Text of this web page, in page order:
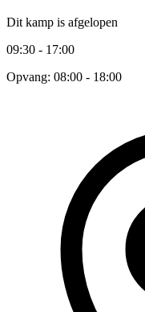
Dit kamp is afgelopen
09:30 - 17:00
Opvang: 08:00 - 18:00